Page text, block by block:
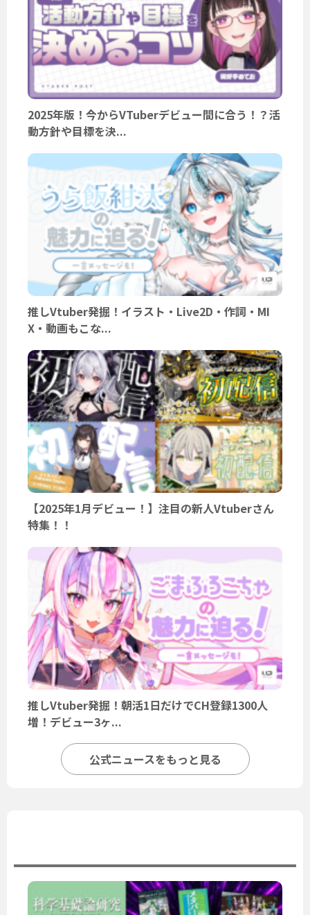
2025年版！今からVTuberデビュー間に合う！？活
動方針や目標を決...
推しVtuber発掘！イラスト・Live2D・作詞・MI
X・動画もこな...
【2025年1月デビュー！】注目の新人Vtuberさん
特集！！
推しVtuber発掘！朝活1日だけでCH登録1300人
増！デビュー3ヶ...
公式ニュースをもっと見る